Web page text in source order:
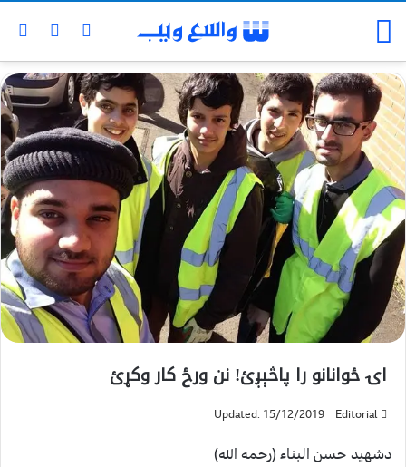
اۍ ځوانانو را پاڅېږئ! نن ورځ کار وکړئ
Editorial
Updated: 15/12/2019
دشهید حسن البناء (رحمه الله)